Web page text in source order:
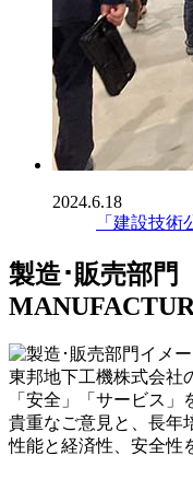
2024.6.18
「建設技
製造･販売部門
東邦地下工機株式会社
「安全」「サービス
貴重なご意見と、長年
性能と経済性、安全性